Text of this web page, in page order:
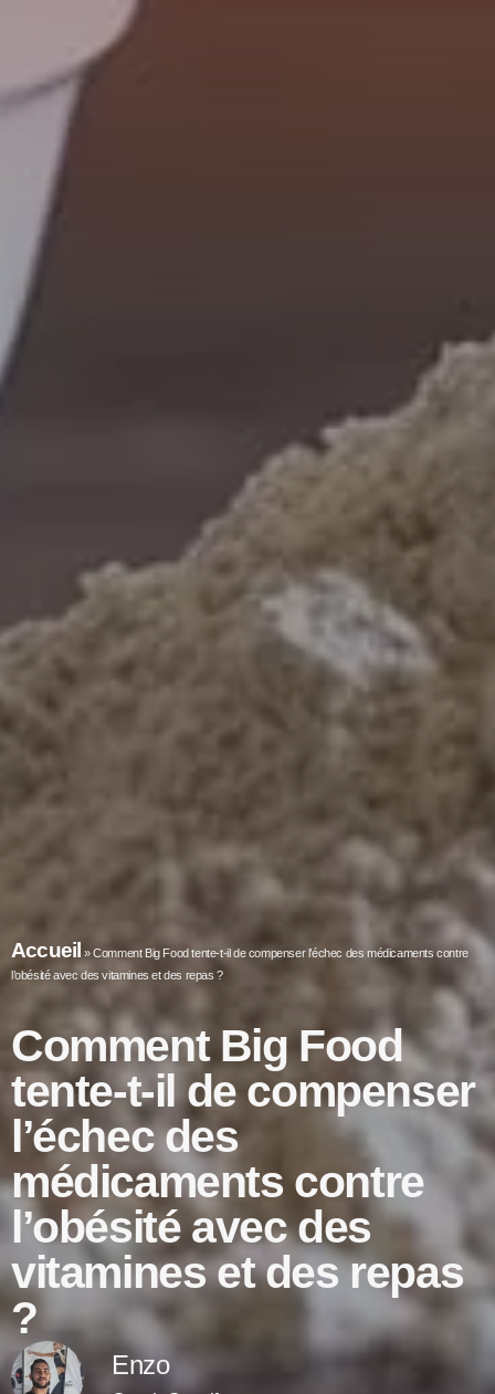
Accueil »Comment Big Food tente-t-il de compenser l’échec des médicaments contre
l’obésité avec des vitamines et des repas ?
Comment Big Food
tente-t-il de compenser
l’échec des
médicaments contre
l’obésité avec des
vitamines et des repas
?
Enzo